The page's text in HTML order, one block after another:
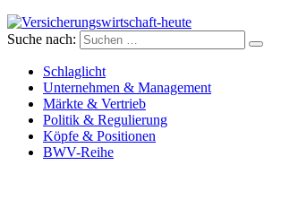
Versicherungswirtschaft-heute
Suche nach:
Schlaglicht
Unternehmen & Management
Märkte & Vertrieb
Politik & Regulierung
Köpfe & Positionen
BWV-Reihe